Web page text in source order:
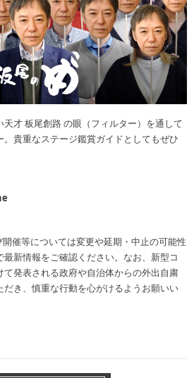
才 板尾創路 の眼（フィルター）を通して
貴重なステージ鑑賞ガイドとしてもぜひ
催等については変更や延期・中止の可能性
新情報をご確認ください。なお、新型コ
て発表される政府や自治体からの外出自粛
き、慎重な行動を心がけるようお願いい